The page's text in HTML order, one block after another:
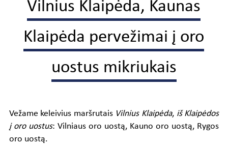
Vilnius Klaipėda, Kaunas
Klaipėda pervežimai į oro
uostus mikriukais
Vežame keleivius maršrutais Vilnius Klaipėda, iš Klaipėdos
į oro uostus: Vilniaus oro uostą, Kauno oro uostą, Rygos
oro uostą.